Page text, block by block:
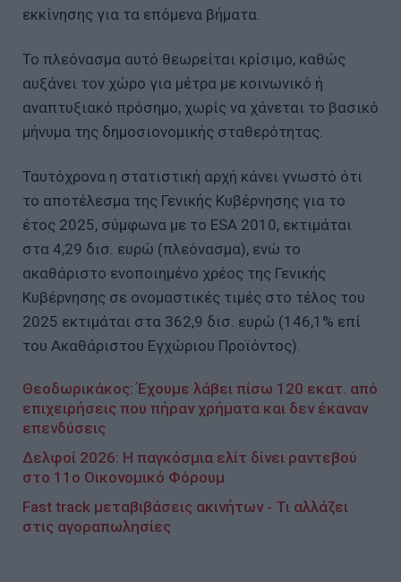
εκκίνησης για τα επόμενα βήματα.
Το πλεόνασμα αυτό θεωρείται κρίσιμο, καθώς
αυξάνει τον χώρο για μέτρα με κοινωνικό ή
αναπτυξιακό πρόσημο, χωρίς να χάνεται το βασικό
μήνυμα της δημοσιονομικής σταθερότητας.
Ταυτόχρονα η στατιστική αρχή κάνει γνωστό ότι
το αποτέλεσμα της Γενικής Κυβέρνησης για το
έτος 2025, σύμφωνα με το ESA 2010, εκτιμάται
στα 4,29 δισ. ευρώ (πλεόνασμα), ενώ το
ακαθάριστο ενοποιημένο χρέος της Γενικής
Κυβέρνησης σε ονομαστικές τιμές στο τέλος του
2025 εκτιμάται στα 362,9 δισ. ευρώ (146,1% επί
του Ακαθάριστου Εγχώριου Προϊόντος).
Θεοδωρικάκος: Έχουμε λάβει πίσω 120 εκατ. από
επιχειρήσεις που πήραν χρήματα και δεν έκαναν
επενδύσεις
Δελφοί 2026: Η παγκόσμια ελίτ δίνει ραντεβού
στο 11ο Οικονομικό Φόρουμ
Fast track μεταβιβάσεις ακινήτων - Τι αλλάζει
στις αγοραπωλησίες